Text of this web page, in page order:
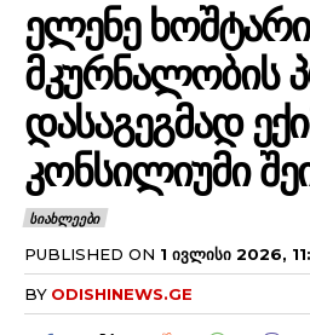
ᲔᲚᲔᲜᲔ
ᲛᲙᲣᲠᲜᲐᲚᲝᲑᲘᲡ
ᲓᲐᲡᲐᲒᲔᲒᲛᲐᲓ
ᲙᲝᲜᲡᲘᲚᲘᲣᲛᲘ
ᲡᲘᲐᲮᲚᲔᲔᲑᲘ
PUBLISHED ON 1 ᲘᲕᲚᲘᲡᲘ 2026,
BY ODISHINEWS.GE